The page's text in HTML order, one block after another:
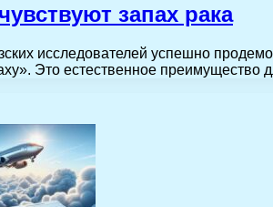
запах рака
исследователей успешно
Это естественное преимущество